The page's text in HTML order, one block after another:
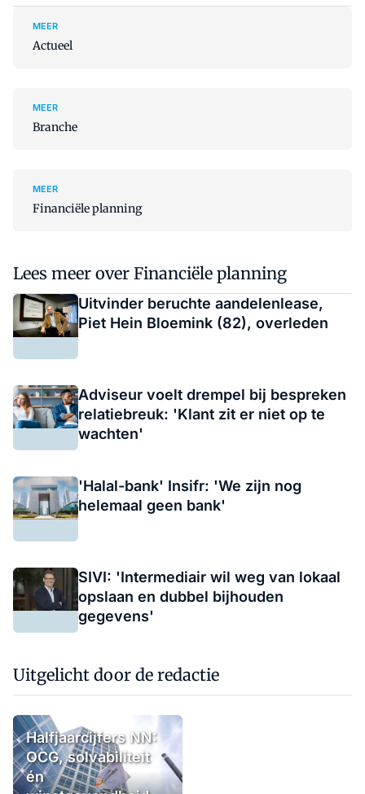
MEER
Actueel
MEER
Branche
MEER
Financiële planning
Lees meer over Financiële planning
Uitvinder beruchte aandelenlease,
Piet Hein Bloemink (82), overleden
Adviseur voelt drempel bij bespreken
relatiebreuk: 'Klant zit er niet op te
wachten'
'Halal-bank' Insifr: 'We zijn nog
helemaal geen bank'
SIVI: 'Intermediair wil weg van lokaal
opslaan en dubbel bijhouden
gegevens'
Uitgelicht door de redactie
Halfjaarcijfers NN:
OCG, solvabiliteit
én